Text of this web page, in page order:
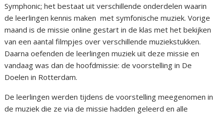
Symphonic; het bestaat uit verschillende onderdelen waarin
de leerlingen kennis maken met symfonische muziek. Vorige
maand is de missie online gestart in de klas met het bekijken
van een aantal filmpjes over verschillende muziekstukken.
Daarna oefenden de leerlingen muziek uit deze missie en
vandaag was dan de hoofdmissie: de voorstelling in De
Doelen in Rotterdam.
De leerlingen werden tijdens de voorstelling meegenomen in
de muziek die ze via de missie hadden geleerd en alle